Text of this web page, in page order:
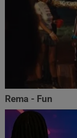
Rema - Fun